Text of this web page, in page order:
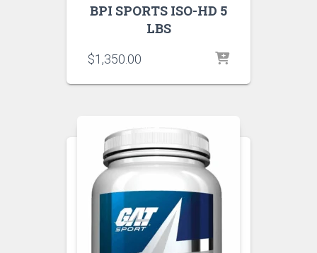
BPI SPORTS ISO-HD 5
LBS
$1,350.00